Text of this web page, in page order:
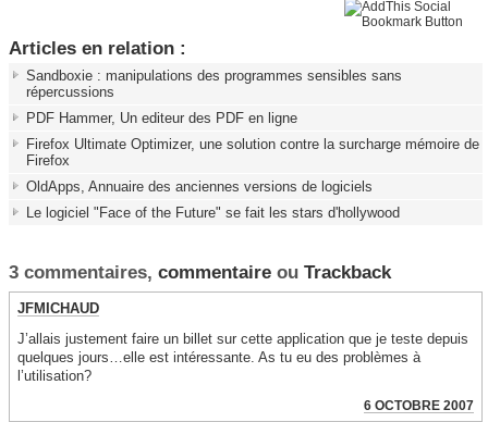
Articles en relation :
Sandboxie : manipulations des programmes sensibles sans
répercussions
PDF Hammer, Un editeur des PDF en ligne
Firefox Ultimate Optimizer, une solution contre la surcharge mémoire de
Firefox
OldApps, Annuaire des anciennes versions de logiciels
Le logiciel "Face of the Future" se fait les stars d'hollywood
3 commentaires, commentaireou Trackback
JFMICHAUD
J’allais justement faire un billet sur cette application que je teste depuis
quelques jours…elle est intéressante. As tu eu des problèmes à
l’utilisation?
6 OCTOBRE 2007